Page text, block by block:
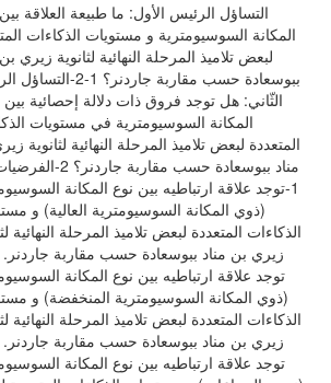
المكانة السوسيومترية و مستويات الذكاءات
لبعض تلاميذ المرحلة النهائية لثانوية زيري
ببوسعادة حسب مقاربة جاردنر؟ 1-
الثّاني: هل توجد فروق ذات دلالة إحصائية بين
المكانة السوسيومترية في مستويات
المتعددة لبعض تلاميذ المرحلة النهائية لثانوية
1-توجد علاقة ارتباطيه بين نوع المكانة
(ذوي المكانة السوسيومترية العالية) و
الذكاءات المتعددة لبعض تلاميذ المرحلة النهائية
توجد علاقة ارتباطيه بين نوع المكانة
(ذوي المكانة السوسيومترية المنخفضة) و
الذكاءات المتعددة لبعض تلاميذ المرحلة النهائية
توجد علاقة ارتباطيه بين نوع المكانة